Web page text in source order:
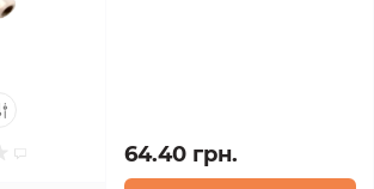
64.40 грн.